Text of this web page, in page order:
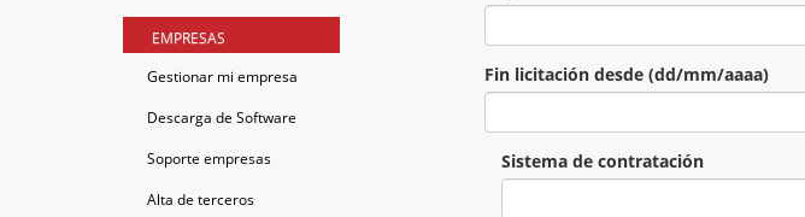
EMPRESAS
Gestionar mi empresa
Descarga de Software
Soporte empresas
Alta de terceros
Fin licitación desde (dd/mm/aaaa)
Sistema de contratación